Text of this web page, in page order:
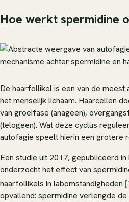
Hoe werkt spermidine
De haarfollikel is een van de
het menselijk lichaam. Haarcellen
van groeifase (anageen),
(telogeen). Wat deze cyclus
autofagie speelt hierin een grotere
Een studie uit 2017, gepubliceerd
onderzocht het effect van
haarfollikels in labomstandigheden
opvallend: spermidine verlengde